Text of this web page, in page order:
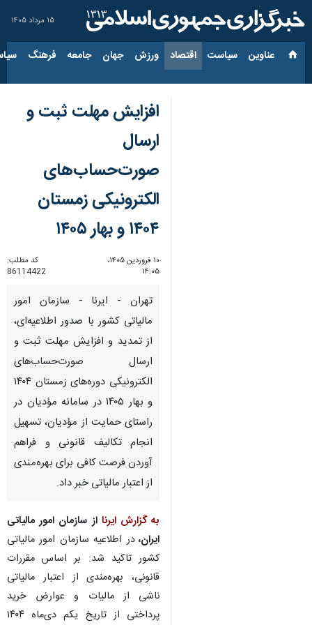
۱۵ مرداد ۱۴۰۵
عناوین‌ سیاست اقتصاد ورزش جهان جامعه فرهنگ
افزایش مهلت ثبت و
ارسال
صورت‌حساب‌های
الکترونیکی زمستان
۱۴۰۴ و بهار ۱۴۰۵
۱۰ فروردین ۱۴۰۵،
۱۴:۰۵
کد مطلب:
86114422
تهران - ایرنا - سازمان امور
مالیاتی کشور با صدور اطلاعیه‌ای،
از تمدید و افزایش مهلت ثبت و
ارسال صورت‌حساب‌های
الکترونیکی دوره‌های زمستان ۱۴۰۴
و بهار ۱۴۰۵ در سامانه مؤدیان در
راستای حمایت از مؤدیان، تسهیل
انجام تکالیف قانونی و فراهم
آوردن فرصت کافی برای بهره‌مندی
از اعتبار مالیاتی خبر داد.
به گزارش ایرنا از سازمان امور مالیاتی
ایران،در اطلاعیه سازمان امور مالیاتی
کشور تاکید شد: بر اساس مقررات
قانونی، بهره‌مندی از اعتبار مالیاتی
ناشی از مالیات و عوارض خرید
پرداختی از تاریخ یکم دی‌ماه ۱۴۰۴